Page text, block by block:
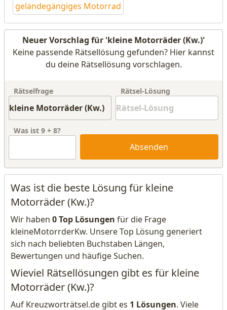
geländegängiges Motorrad
Neuer Vorschlag für 'kleine Motorräder (Kw.)'
Keine passende Rätsellösung gefunden? Hier kannst
du deine Rätsellösung vorschlagen.
Rätselfrage Rätsel-Lösung
Was ist 9 + 8?
Absenden
Was ist die beste Lösung für kleine
Motorräder (Kw.)?
Wir haben 0 Top Lösungen für die Frage
kleineMotorrderKw. Unsere Top Lösung generiert
sich nach beliebten Buchstaben Längen,
Bewertungen und häufige Suchen.
Wieviel Rätsellösungen gibt es für kleine
Motorräder (Kw.)?
Auf Kreuzworträtsel.de gibt es 1 Lösungen. Viele